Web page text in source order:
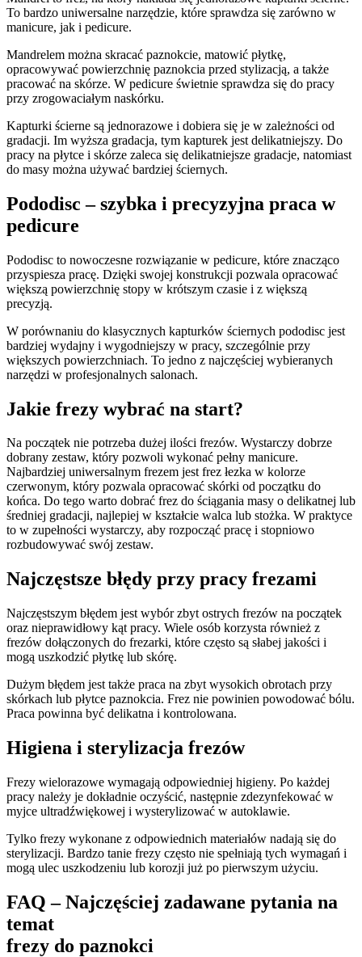
To bardzo uniwersalne narzędzie, które sprawdza się zarówno w
manicure, jak i pedicure.
Mandrelem można skracać paznokcie, matowić płytkę,
opracowywać powierzchnię paznokcia przed stylizacją, a także
pracować na skórze. W pedicure świetnie sprawdza się do pracy
przy zrogowaciałym naskórku.
Kapturki ścierne są jednorazowe i dobiera się je w zależności od
gradacji. Im wyższa gradacja, tym kapturek jest delikatniejszy. Do
pracy na płytce i skórze zaleca się delikatniejsze gradacje, natomiast
do masy można używać bardziej ściernych.
Pododisc – szybka i precyzyjna praca w
pedicure
Pododisc to nowoczesne rozwiązanie w pedicure, które znacząco
przyspiesza pracę. Dzięki swojej konstrukcji pozwala opracować
większą powierzchnię stopy w krótszym czasie i z większą
precyzją.
W porównaniu do klasycznych kapturków ściernych pododisc jest
bardziej wydajny i wygodniejszy w pracy, szczególnie przy
większych powierzchniach. To jedno z najczęściej wybieranych
narzędzi w profesjonalnych salonach.
Jakie frezy wybrać na start?
Na początek nie potrzeba dużej ilości frezów. Wystarczy dobrze
dobrany zestaw, który pozwoli wykonać pełny manicure.
Najbardziej uniwersalnym frezem jest frez łezka w kolorze
czerwonym, który pozwala opracować skórki od początku do
końca. Do tego warto dobrać frez do ściągania masy o delikatnej lub
średniej gradacji, najlepiej w kształcie walca lub stożka. W praktyce
to w zupełności wystarczy, aby rozpocząć pracę i stopniowo
rozbudowywać swój zestaw.
Najczęstsze błędy przy pracy frezami
Najczęstszym błędem jest wybór zbyt ostrych frezów na początek
oraz nieprawidłowy kąt pracy. Wiele osób korzysta również z
frezów dołączonych do frezarki, które często są słabej jakości i
mogą uszkodzić płytkę lub skórę.
Dużym błędem jest także praca na zbyt wysokich obrotach przy
skórkach lub płytce paznokcia. Frez nie powinien powodować bólu.
Praca powinna być delikatna i kontrolowana.
Higiena i sterylizacja frezów
Frezy wielorazowe wymagają odpowiedniej higieny. Po każdej
pracy należy je dokładnie oczyścić, następnie zdezynfekować w
myjce ultradźwiękowej i wysterylizować w autoklawie.
Tylko frezy wykonane z odpowiednich materiałów nadają się do
sterylizacji. Bardzo tanie frezy często nie spełniają tych wymagań i
mogą ulec uszkodzeniu lub korozji już po pierwszym użyciu.
FAQ – Najczęściej zadawane pytania na
temat
frezy do paznokci